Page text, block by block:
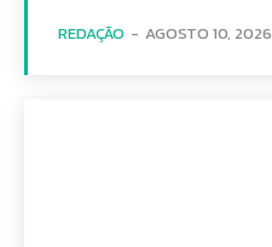
REDAÇÃO - AGOSTO 10, 2026